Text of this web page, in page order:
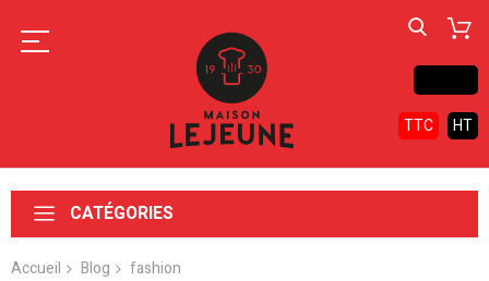
TTC HT
CATÉGORIES
Accueil Blog fashion